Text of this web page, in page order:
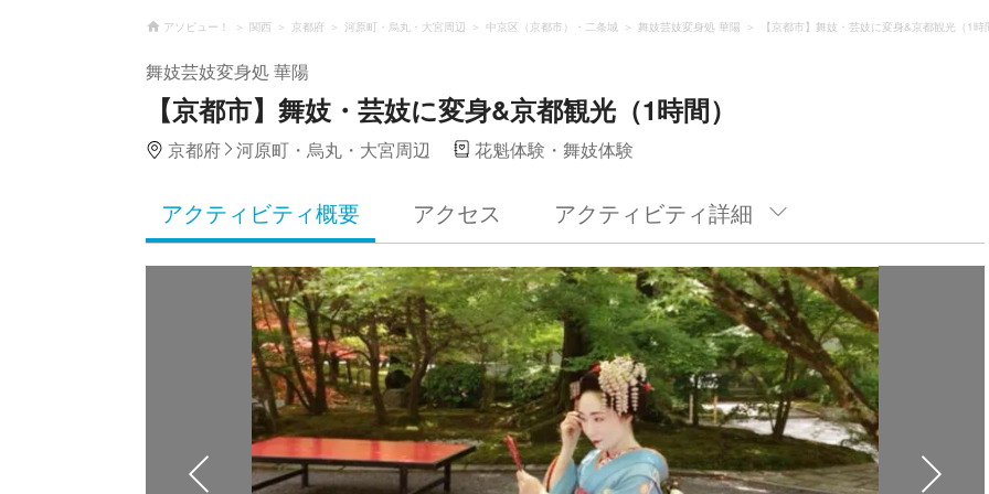
アソビュー！ 関西 京都府 河原町・烏丸・大宮周辺 中京区（京都市）・二条城 舞妓芸妓変身処 華陽 【京都市】舞妓・芸妓に変身&京都観光（1時
舞妓芸妓変身処 華陽
【京都市】舞妓・芸妓に変身&京都観光（1時間）
京都府 河原町・烏丸・大宮周辺 花魁体験・舞妓体験
アクティビティ概要 アクセス アクティビティ詳細